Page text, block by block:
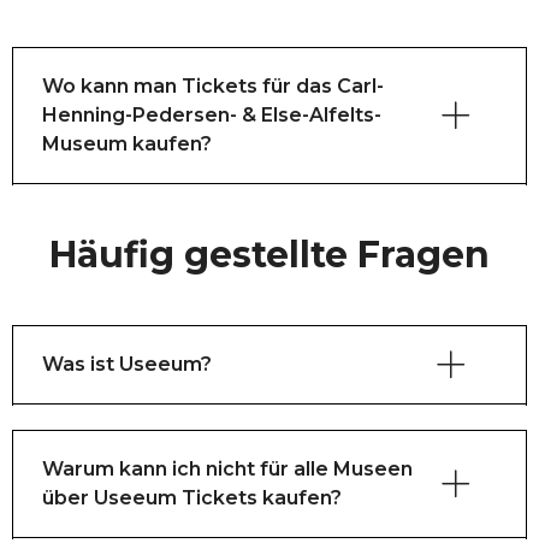
Wo kann man Tickets für das Carl-
Henning-Pedersen- & Else-Alfelts-
Museum kaufen?
Häufig gestellte Fragen
Was ist Useeum?
Warum kann ich nicht für alle Museen
über Useeum Tickets kaufen?